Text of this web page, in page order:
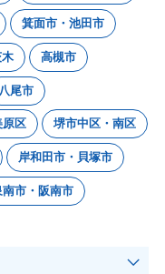
箕面市・池田市
高槻市
八尾市
原区 堺市中区・南区
岸和田市・貝塚市
市・阪南市